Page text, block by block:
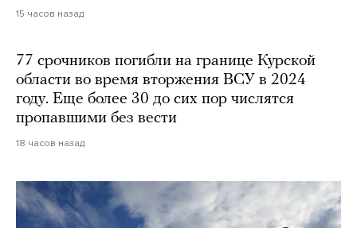
15 часов назад
77 срочников погибли на границе Курской
области во время вторжения ВСУ в 2024
году. Еще более 30 до сих пор числятся
пропавшими без вести
18 часов назад